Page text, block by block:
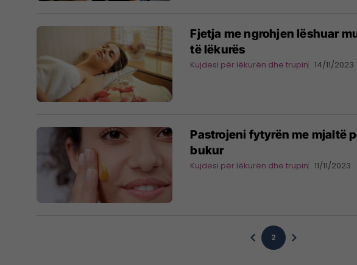
Fjetja me ngrohjen lëshuar
të lëkurës
Kujdesi për lëkurën dhe trupin 14/11/2023
Pastrojeni fytyrën me mjaltë
bukur
Kujdesi për lëkurën dhe trupin 11/11/2023
2